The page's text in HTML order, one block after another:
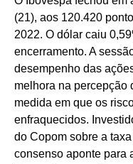
(21), aos 120.420
2022. O dólar caiu
encerramento. A
desempenho das
melhora na percepção
medida em que os
enfraquecidos.
do Copom sobre a
consenso aponte para